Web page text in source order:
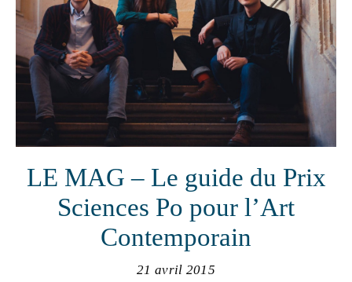
LE MAG – Le guide du Prix
Sciences Po pour l’Art
Contemporain
21 avril 2015